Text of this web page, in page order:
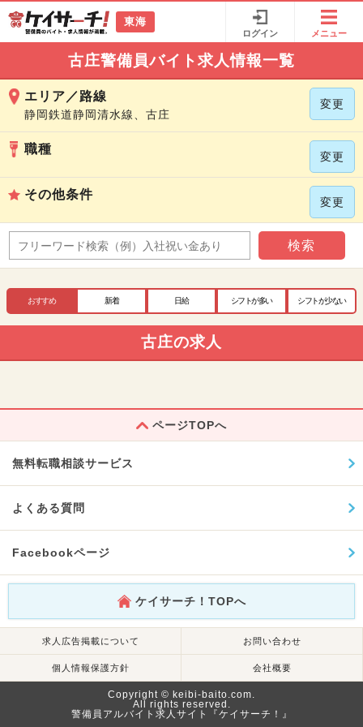
東海
ログイン メニュー
古庄警備員バイト求人情報一覧
エリア／路線
静岡鉄道静岡清水線、古庄
変更
職種
変更
その他条件
変更
検索
おすすめ 新着 日給 シフトが多い シフトが少ない
古庄の求人
ページTOPへ
無料転職相談サービス
よくある質問
Facebookページ
ケイサーチ！TOPへ
求人広告掲載について お問い合わせ
個人情報保護方針 会社概要
Copyright © keibi-baito.com.
All rights reserved.
警備員アルバイト求人サイト『ケイサーチ！』